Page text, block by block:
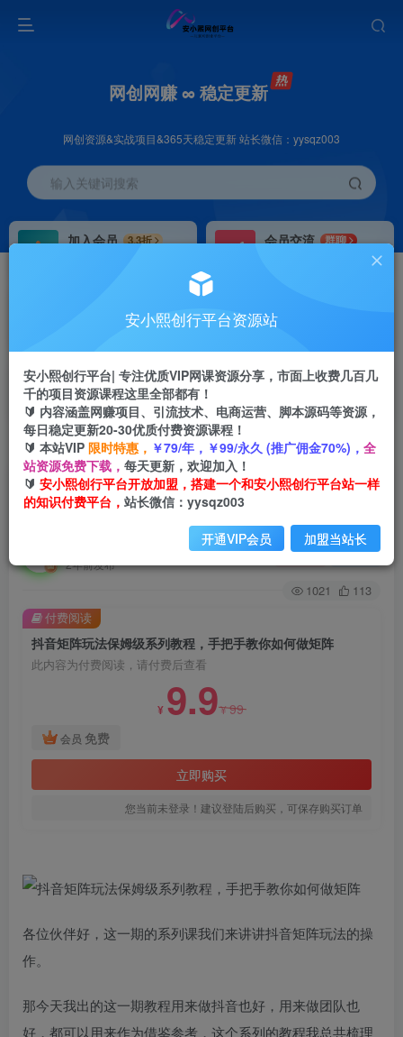
网创网赚 ∞ 稳定更新
网创资源&实战项目&365天稳定更新 站长微信：yysqz003
输入关键词搜索
加入会员
3.3折
会员交流
群聊
推广返佣高达70%
24小时自动赚钱
首页 创业课程 会员免费 正文
抖音矩阵玩法保姆级系列教程，手把手教你如何做
矩阵
2年前发布
关注 私信
1021 113
抖音矩阵玩法保姆级系列教程，手把手教你如何做矩阵
此内容为付费阅读，请付费后查看
¥ 9.9¥99
会员 免费
立即购买
您当前未登录！建议登陆后购买，可保存购买订单
付费阅读
各位伙伴好，这一期的系列课我们来讲讲抖音矩阵玩法的操
作。
那今天我出的这一期教程用来做抖音也好，用来做团队也
好，都可以用来作为借鉴参考，这个系列的教程我总共梳理
安小熙创行平台资源站
安小熙创行平台| 专注优质VIP网课资源分享，市面上收费几百几
千的项目资源课程这里全部都有！
🔰 内容涵盖网赚项目、引流技术、电商运营、脚本源码等资源，
每日稳定更新20-30优质付费资源课程！
🔰 本站VIP 限时特惠， ￥79/年，￥99/永久 (推广佣金70%)， 全
站资源免费下载， 每天更新，欢迎加入！
🔰 安小熙创行平台开放加盟，搭建一个和安小熙创行平台站一样
的知识付费平台， 站长微信：yysqz003
开通VIP会员 加盟当站长